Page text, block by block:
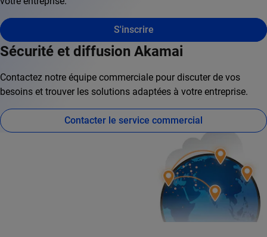
S'inscrire
Sécurité et diffusion Akamai
Contactez notre équipe commerciale pour discuter de vos
besoins et trouver les solutions adaptées à votre entreprise.
Contacter le service commercial